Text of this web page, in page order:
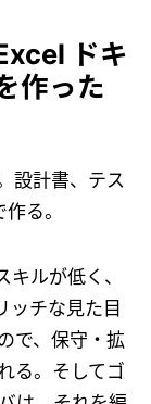
ドキ
作った
設計書、テス
る。
ルが低く、
ッチな見た目
で、保守・拡
る。そしてゴ